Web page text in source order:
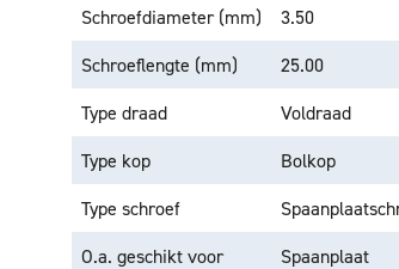
Schroefdiameter (mm)
3.50
Schroeflengte (mm)
25.00
Type draad
Voldraad
Type kop
Bolkop
Type schroef
O.a. geschikt voor
Spaanplaat